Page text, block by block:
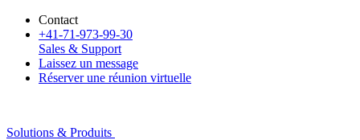
Contact
+41-71-973-99-30
Sales & Support
Laissez un message
Réserver une réunion virtuelle
Solutions & Produits